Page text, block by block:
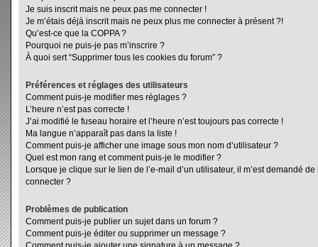
Je suis inscrit mais ne peux pas me connecter !
Je m’étais déjà inscrit mais ne peux plus me connecter à présent ?!
Qu’est-ce que la COPPA ?
Pourquoi ne puis-je pas m’inscrire ?
À quoi sert “Supprimer tous les cookies du forum” ?
Préférences et réglages des utilisateurs
Comment puis-je modifier mes réglages ?
L’heure n’est pas correcte !
J’ai modifié le fuseau horaire et l’heure n’est toujours pas correcte !
Ma langue n’apparaît pas dans la liste !
Comment puis-je afficher une image sous mon nom d’utilisateur ?
Quel est mon rang et comment puis-je le modifier ?
Lorsque je clique sur le lien de l’e-mail d’un utilisateur, il m’est demandé de
connecter ?
Problèmes de publication
Comment puis-je publier un sujet dans un forum ?
Comment puis-je éditer ou supprimer un message ?